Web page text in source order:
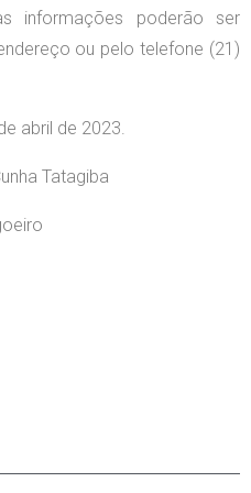
informações poderão ser
ou pelo telefone (21)
abril de 2023.
Tatagiba